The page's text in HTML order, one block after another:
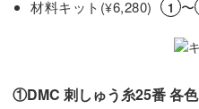
材料キット(¥6,280) 1 〜
①DMC 刺しゅう糸25番 各色